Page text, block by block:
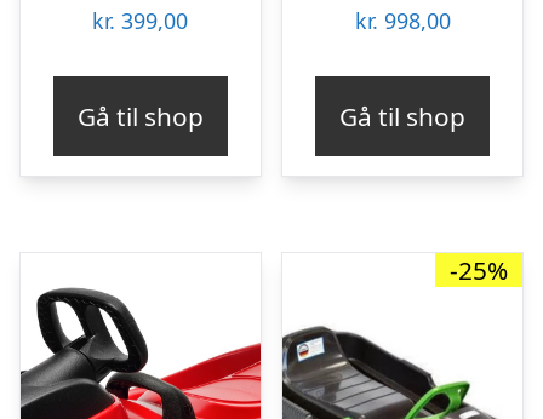
kr. 399,00
Gå til shop
kr. 998,00
Gå til shop
-25%